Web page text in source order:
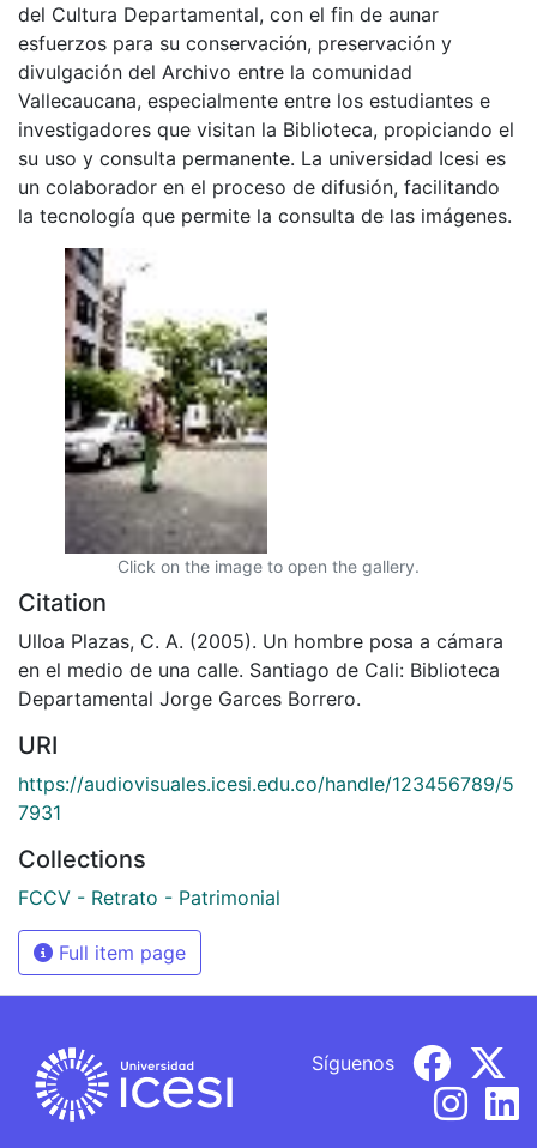
del Cultura Departamental, con el fin de aunar
esfuerzos para su conservación, preservación y
divulgación del Archivo entre la comunidad
Vallecaucana, especialmente entre los estudiantes e
investigadores que visitan la Biblioteca, propiciando el
su uso y consulta permanente. La universidad Icesi es
un colaborador en el proceso de difusión, facilitando
la tecnología que permite la consulta de las imágenes.
Click on the image to open the gallery.
Citation
Ulloa Plazas, C. A. (2005). Un hombre posa a cámara
en el medio de una calle. Santiago de Cali: Biblioteca
Departamental Jorge Garces Borrero.
URI
https://audiovisuales.icesi.edu.co/handle/123456789/5
7931
Collections
FCCV - Retrato - Patrimonial
Full item page
Síguenos